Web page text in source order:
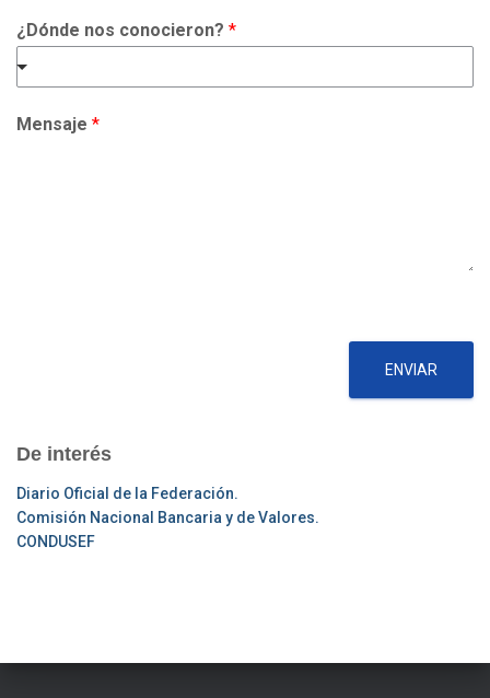
¿Dónde nos conocieron? *
Mensaje *
ENVIAR
De interés
Diario Oficial de la Federación.
Comisión Nacional Bancaria y de Valores.
CONDUSEF